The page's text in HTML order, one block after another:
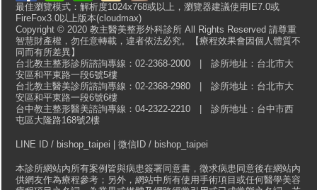
最佳瀏覽模式：解析度1024x768或以上，瀏覽器建議使用IE7.0或
FireFox3.0以上版本(cloudmax)
Copyright © 2020 教主醫美整形外科診所 All Rights Reserved 請尊重
智慧財產權，勿任意轉載，違者依法必究。【療程效果會因個人體質不
同而有所差異】
台北教主整形診所諮詢專線：02-2368-2000 | 診所地址：台北市大
安區和平東路一段6號5樓
台北教主醫美診所諮詢專線：02-2368-2980 | 診所地址：台北市大
安區和平東路一段6號6樓
台中教主整形醫美諮詢專線：04-2322-2210 | 診所地址：台中市西
屯區大隆路168號2樓
LINE ID / bishop_taipei | 微信ID / bishop_taipei
本診所網站內所有案例皆與病患簽署同意書，徵求病患同意後在網站內
供網友作為療程參考；另外，網站中所有使用手術項目或任何醫學美容